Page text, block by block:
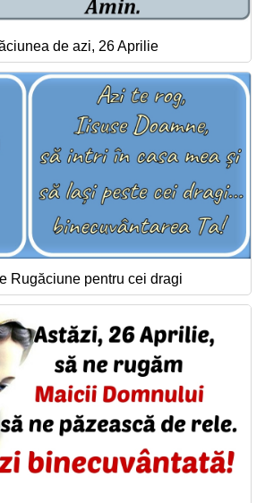
de azi, 26 Aprilie
Rugăciune pentru cei dragi